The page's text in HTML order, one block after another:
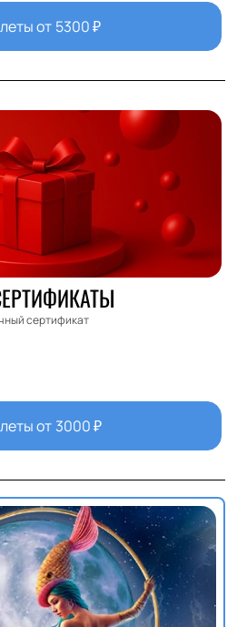
от 5300₽
сертификат
от 3000₽